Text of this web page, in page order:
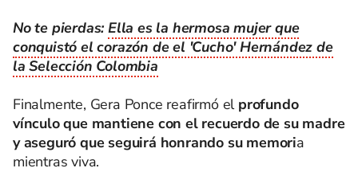
No te pierdas:Ella es la hermosa mujer que
conquistó el corazón de el 'Cucho' Hernández de
la Selección Colombia
Finalmente, Gera Ponce reafirmó elprofundo
vínculo que mantiene con el recuerdo de su madre
y aseguró que seguirá honrando su memoria
mientras viva.